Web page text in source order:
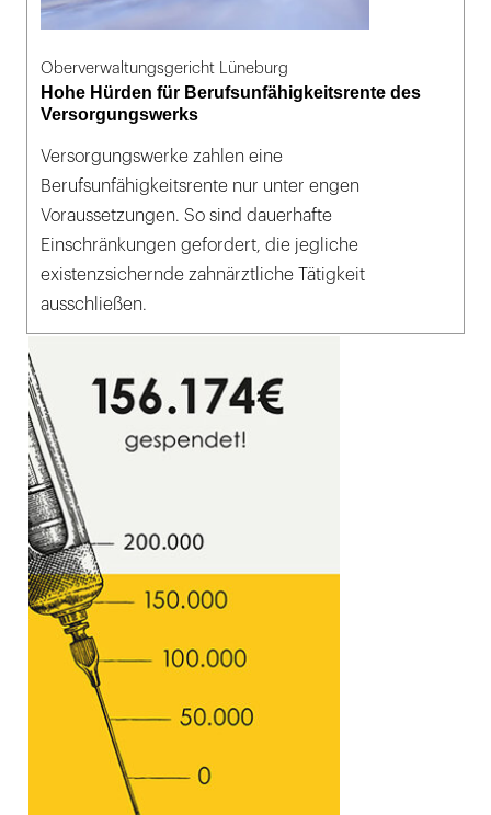
Oberverwaltungsgericht Lüneburg
Hohe Hürden für Berufsunfähigkeitsrente des
Versorgungswerks
Versorgungswerke zahlen eine
Berufsunfähigkeitsrente nur unter engen
Voraussetzungen. So sind dauerhafte
Einschränkungen gefordert, die jegliche
existenzsichernde zahnärztliche Tätigkeit
ausschließen.